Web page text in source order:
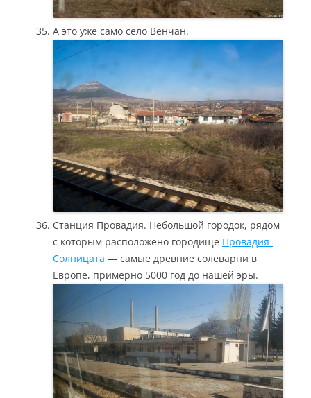
А это уже само село Венчан.
Станция Провадия. Небольшой городок, рядом
с которым расположено городище Провадия-
Солницата — самые древние солеварни в
Европе, примерно 5000 год до нашей эры.